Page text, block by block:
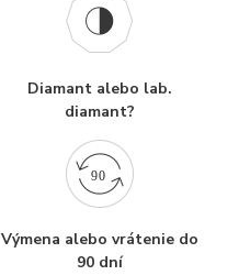
Diamant alebo lab.
diamant?
Výmena alebo vrátenie do
90 dní